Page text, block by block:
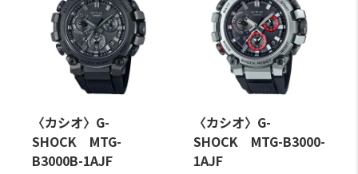
〈カシオ〉G-
SHOCK MTG-
B3000B-1AJF
〈カシオ〉G-
SHOCK MTG-B3000-
1AJF